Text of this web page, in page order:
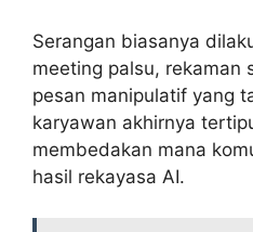
Serangan biasanya
meeting palsu, rekaman
pesan manipulatif yang
karyawan akhirnya
membedakan mana
hasil rekayasa AI.